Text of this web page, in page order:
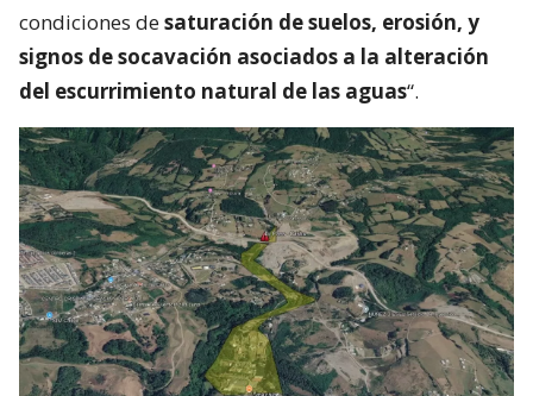
condiciones desaturación de suelos, erosión, y
signos de socavación asociados a la alteración
del escurrimiento natural de las aguas“.